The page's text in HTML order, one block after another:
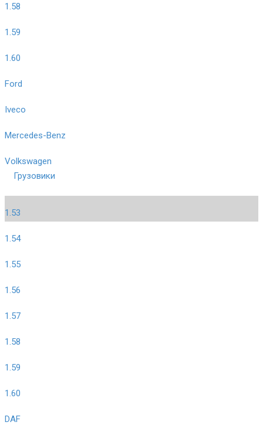
1.58
1.59
1.60
Ford
Iveco
Mercedes-Benz
Volkswagen
Грузовики
1.53
1.54
1.55
1.56
1.57
1.58
1.59
1.60
DAF